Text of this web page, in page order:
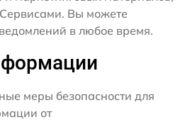
Вы можете
в любое время.
меры безопасности для
от